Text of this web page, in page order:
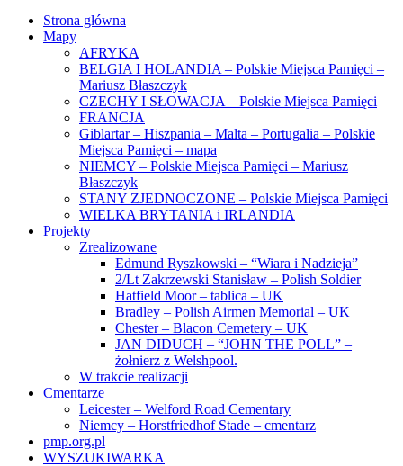
Strona główna
Mapy
AFRYKA
BELGIA I HOLANDIA – Polskie Miejsca Pamięci –
Mariusz Błaszczyk
CZECHY I SŁOWACJA – Polskie Miejsca Pamięci
FRANCJA
Giblartar – Hiszpania – Malta – Portugalia – Polskie
Miejsca Pamięci – mapa
NIEMCY – Polskie Miejsca Pamięci – Mariusz
Błaszczyk
STANY ZJEDNOCZONE – Polskie Miejsca Pamięci
WIELKA BRYTANIA i IRLANDIA
Projekty
Zrealizowane
Edmund Ryszkowski – “Wiara i Nadzieja”
2/Lt Zakrzewski Stanisław – Polish Soldier
Hatfield Moor – tablica – UK
Bradley – Polish Airmen Memorial – UK
Chester – Blacon Cemetery – UK
JAN DIDUCH – “JOHN THE POLL” –
żołnierz z Welshpool.
W trakcie realizacji
Cmentarze
Leicester – Welford Road Cementary
Niemcy – Horstfriedhof Stade – cmentarz
pmp.org.pl
WYSZUKIWARKA